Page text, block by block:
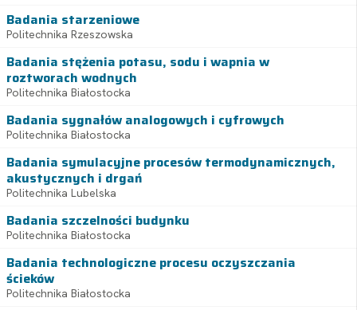
Badania starzeniowe
Politechnika Rzeszowska
Badania stężenia potasu, sodu i wapnia w
roztworach wodnych
Politechnika Białostocka
Badania sygnałów analogowych i cyfrowych
Politechnika Białostocka
Badania symulacyjne procesów termodynamicznych,
akustycznych i drgań
Politechnika Lubelska
Badania szczelności budynku
Politechnika Białostocka
Badania technologiczne procesu oczyszczania
ścieków
Politechnika Białostocka